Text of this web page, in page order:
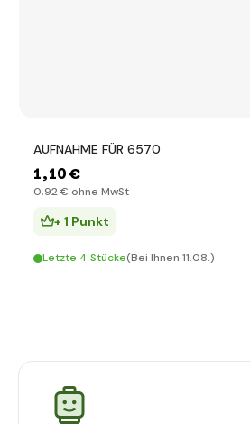
AUFNAHME FÜR 6570
1,10 €
0,92 € ohne MwSt
+ 1 Punkt
Letzte 4 Stücke(Bei Ihnen 11.08.)